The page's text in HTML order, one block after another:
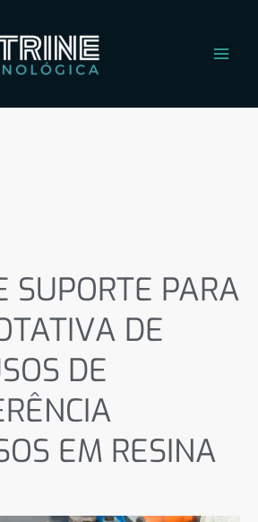
SUPORTE PARA
DE
DE
EM RESINA